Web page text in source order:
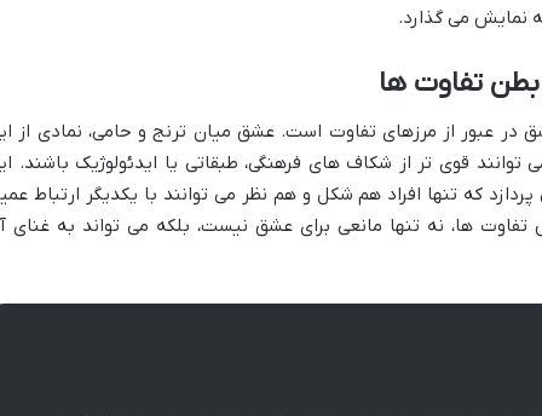
نمایش می گذارد.
تفاوت ها
در عبور از مرزهای تفاوت است. عشق میان ترنج و حامی، نمادی از
قوی تر از شکاف های فرهنگی، طبقاتی یا ایدئولوژیک باشند.
که تنها افراد هم شکل و هم نظر می توانند با یکدیگر ارتباط
ها، نه تنها مانعی برای عشق نیست، بلکه می تواند به غنای